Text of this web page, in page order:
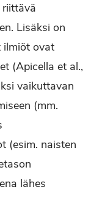
riittävä
Lisäksi on
ilmiöt ovat
(Apicella et al.,
vaikuttavan
(mm.
(esim. naisten
lähes